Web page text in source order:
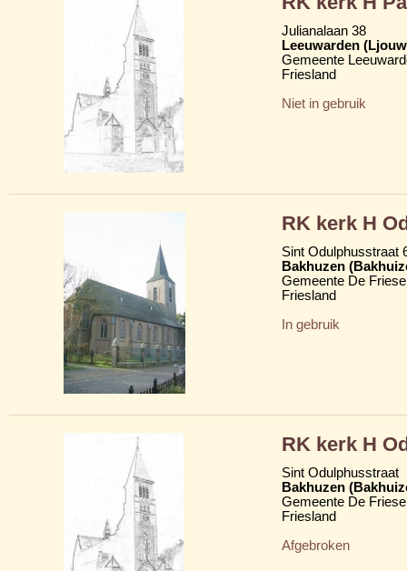
Julianalaan 38
Leeuwarden
Gemeente
Friesland
Niet in gebruik
RK kerk H
Sint Odulphusstraat
Bakhuzen
Gemeente De
Friesland
In gebruik
RK kerk H
Sint Odulphusstraat
Bakhuzen
Gemeente De
Friesland
Afgebroken